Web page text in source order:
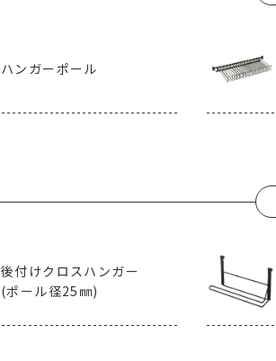
ハンガーポール
後付けクロスハンガー
(ポール径25㎜)